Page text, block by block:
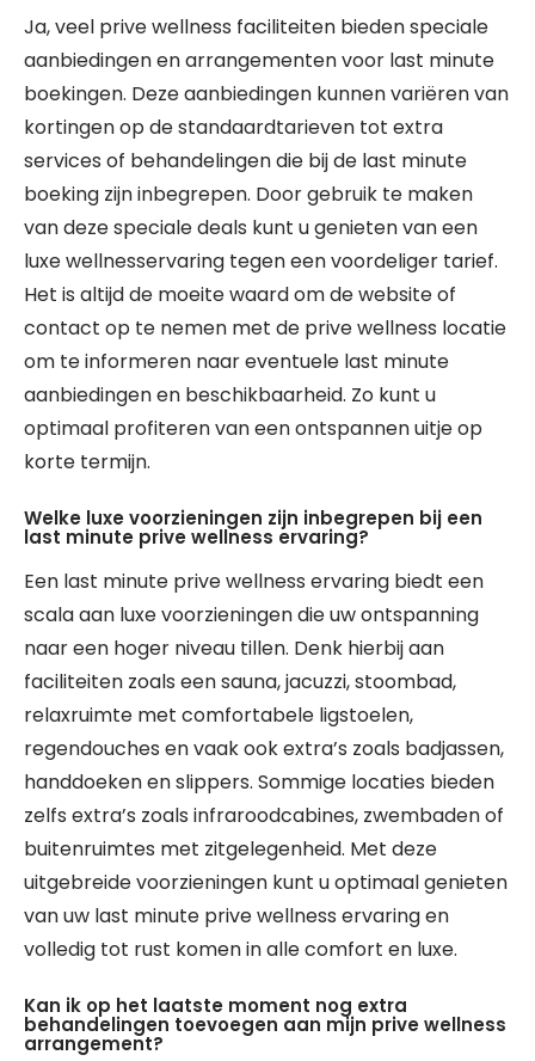
Ja, veel prive wellness faciliteiten bieden speciale
aanbiedingen en arrangementen voor last minute
boekingen. Deze aanbiedingen kunnen variëren van
kortingen op de standaardtarieven tot extra
services of behandelingen die bij de last minute
boeking zijn inbegrepen. Door gebruik te maken
van deze speciale deals kunt u genieten van een
luxe wellnesservaring tegen een voordeliger tarief.
Het is altijd de moeite waard om de website of
contact op te nemen met de prive wellness locatie
om te informeren naar eventuele last minute
aanbiedingen en beschikbaarheid. Zo kunt u
optimaal profiteren van een ontspannen uitje op
korte termijn.
Welke luxe voorzieningen zijn inbegrepen bij een
last minute prive wellness ervaring?
Een last minute prive wellness ervaring biedt een
scala aan luxe voorzieningen die uw ontspanning
naar een hoger niveau tillen. Denk hierbij aan
faciliteiten zoals een sauna, jacuzzi, stoombad,
relaxruimte met comfortabele ligstoelen,
regendouches en vaak ook extra’s zoals badjassen,
handdoeken en slippers. Sommige locaties bieden
zelfs extra’s zoals infraroodcabines, zwembaden of
buitenruimtes met zitgelegenheid. Met deze
uitgebreide voorzieningen kunt u optimaal genieten
van uw last minute prive wellness ervaring en
volledig tot rust komen in alle comfort en luxe.
Kan ik op het laatste moment nog extra
behandelingen toevoegen aan mijn prive wellness
arrangement?